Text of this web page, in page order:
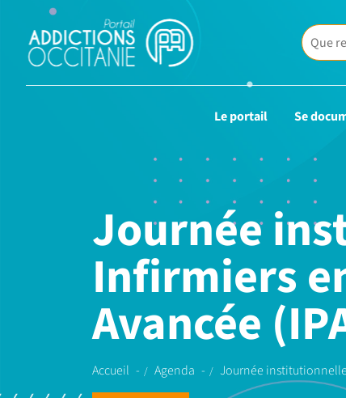
Le portail Se
Journée
Infirmiers
Avancée
Accueil Agenda Journée institutionnelle